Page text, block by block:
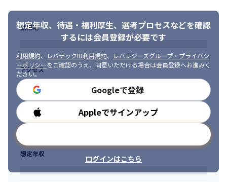
想定年収、待遇・福利厚生、 選考プロセスなどを確認
するには会員登録が必要です
利用規約、 レバテックID利用規約、
レバレジーズグループ・プライバシ
ーポリシーをご確認のうえ、同意いただける場合は会員登録へお進みく
ださい。
Googleで登録
Appleでサインアップ
ログインはこちら
勤務地
アクセス
勤務時間
想定年収